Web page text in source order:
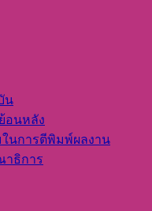
น
อนหลัง
ในการตีพิมพ์ผลงาน
าธิการ